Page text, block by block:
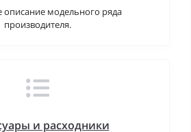
описание модельного ряда
производителя.
и расходники